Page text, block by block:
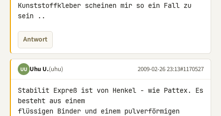
Kunststoffkleber scheinen mir so ein Fall zu
sein ..
Antwort
UU Uhu U.(uhu) 2009-02-26 23:13#1170527
Stabilit Expreß ist von Henkel - wie Pattex. Es
besteht aus einem
flüssigen Binder und einem pulverförmigen